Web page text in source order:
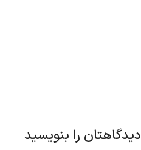
دیدگاهتان را بنویسید